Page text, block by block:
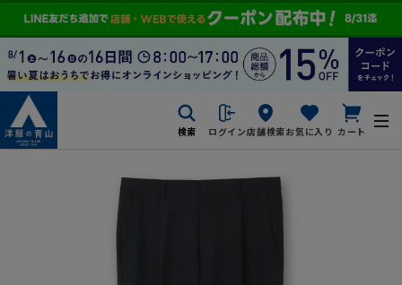
検索 ログイン店舗検索お気に入り カート